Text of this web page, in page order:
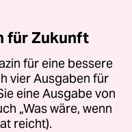
für Zukunft
für eine bessere
vier Ausgaben für
eine Ausgabe von
„Was wäre, wenn
reicht).